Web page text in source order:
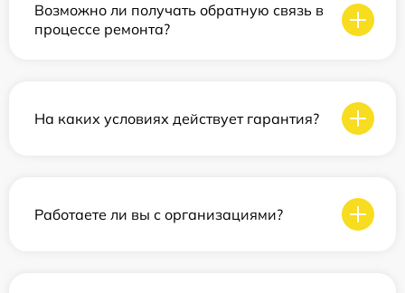
Возможно ли получать обратную связь в
процессе ремонта?
На каких условиях действует гарантия?
Работаете ли вы с организациями?